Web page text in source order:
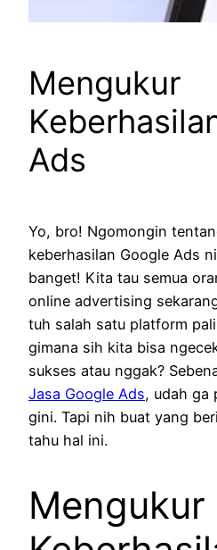
Mengukur
Ads
Yo, bro! Ngomongin
keberhasilan Google Ads
banget! Kita tau semua
online advertising
tuh salah satu platform
gimana sih kita bisa
sukses atau nggak?
Jasa Google Ads, udah ga
gini. Tapi nih buat yang
tahu hal ini.
Mengukur